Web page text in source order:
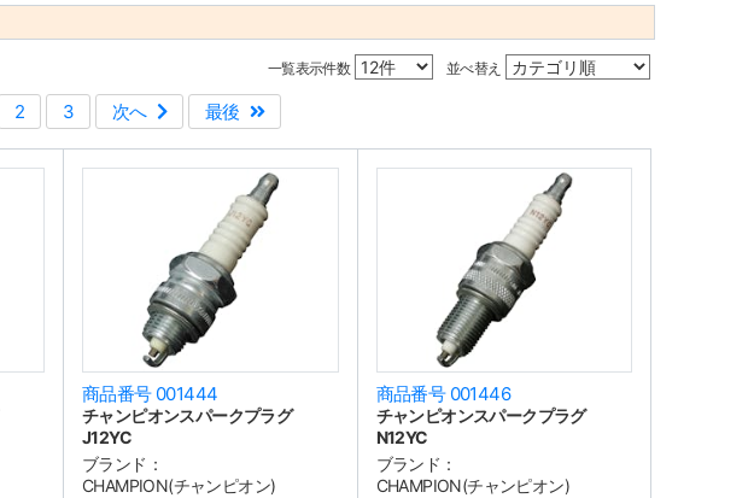
一覧表示件数 並べ替え
2 3 次へ 最後
商品番号 001444
チャンピオンスパークプラグ
J12YC
ブランド：
CHAMPION(チャンピオン)
商品番号 001446
チャンピオンスパークプラグ
N12YC
ブランド：
CHAMPION(チャンピオン)